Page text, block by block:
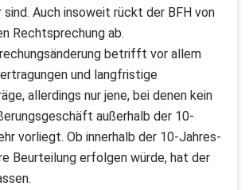
Auch insoweit rückt der BFH von
Rechtsprechung ab.
betrifft vor allem
und langfristige
allerdings nur jene, bei denen kein
außerhalb der 10-
vorliegt. Ob innerhalb der 10-Jahres-
Beurteilung erfolgen würde, hat der